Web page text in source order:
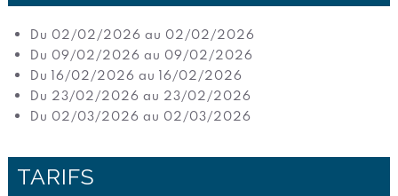
Du 02/02/2026 au 02/02/2026
Du 09/02/2026 au 09/02/2026
Du 16/02/2026 au 16/02/2026
Du 23/02/2026 au 23/02/2026
Du 02/03/2026 au 02/03/2026
TARIFS